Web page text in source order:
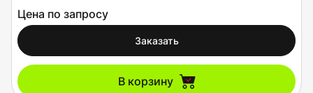
Цена по запросу
Заказать
В корзину